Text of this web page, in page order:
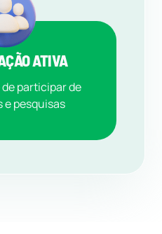
ATIVA
participar de
e pesquisas